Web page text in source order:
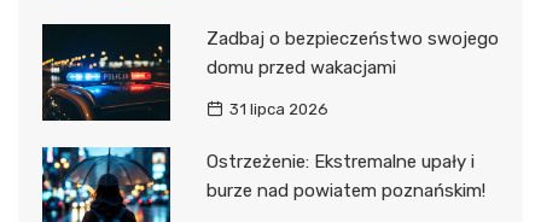
Zadbaj o bezpieczeństwo swojego
domu przed wakacjami
31 lipca 2026
Ostrzeżenie: Ekstremalne upały i
burze nad powiatem poznańskim!